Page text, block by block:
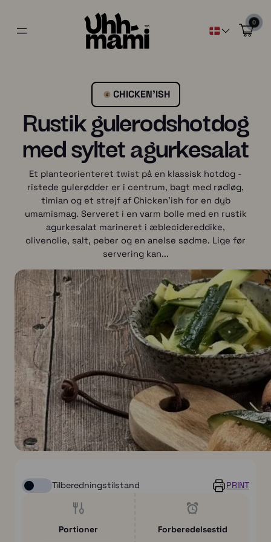
0
CHICKEN’ISH
Rustik gulerodshotdog
med syltet agurkesalat
Et planteorienteret twist på en klassisk hotdog -
ristede gulerødder er i centrum, bagt med rødløg,
timian og et strejf af Chicken'ish for en dyb
umamismag. Serveret i en varm bolle med en rustik
agurkesalat marineret i æblecidereddike,
olivenolie, salt, peber og en anelse sødme. Lige før
servering kan...
Tilberedningstilstand PRINT
Portioner
Forberedelsestid